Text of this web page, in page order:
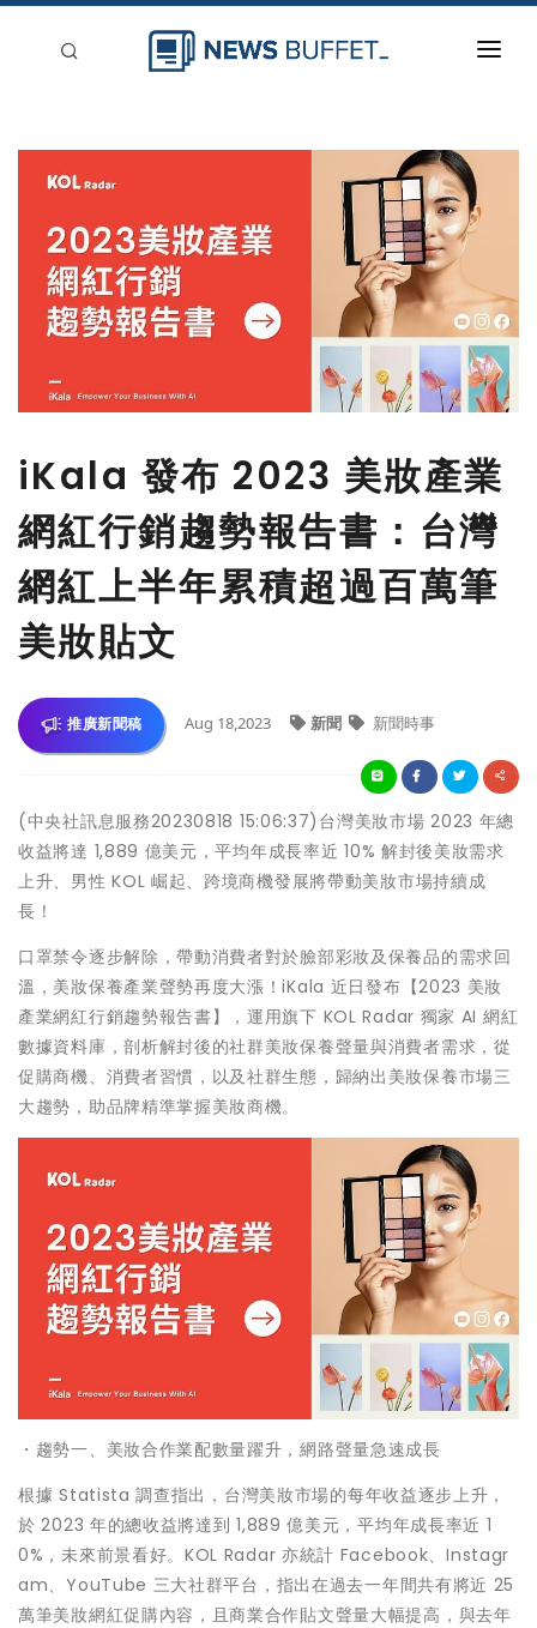
刊登
iKala 發布 2023 美妝產業
網紅行銷趨勢報告書：台灣
網紅上半年累積超過百萬筆
美妝貼文
推廣新聞稿 Aug 18,2023 新聞 新聞時事
(中央社訊息服務20230818 15:06:37)台灣美妝市場 2023 年總
收益將達 1,889 億美元，平均年成長率近 10% 解封後美妝需求
上升、男性 KOL 崛起、跨境商機發展將帶動美妝市場持續成
長！
口罩禁令逐步解除，帶動消費者對於臉部彩妝及保養品的需求回
溫，美妝保養產業聲勢再度大漲！iKala 近日發布【2023 美妝
產業網紅行銷趨勢報告書】，運用旗下 KOL Radar 獨家 AI 網紅
數據資料庫，剖析解封後的社群美妝保養聲量與消費者需求，從
促購商機、消費者習慣，以及社群生態，歸納出美妝保養市場三
大趨勢，助品牌精準掌握美妝商機。
・趨勢一、美妝合作業配數量躍升，網路聲量急速成長
根據 Statista 調查指出，台灣美妝市場的每年收益逐步上升，
於 2023 年的總收益將達到 1,889 億美元，平均年成長率近 1
0%，未來前景看好。KOL Radar 亦統計 Facebook、Instagr
am、YouTube 三大社群平台，指出在過去一年間共有將近 25
萬筆美妝網紅促購內容，且商業合作貼文聲量大幅提高，與去年